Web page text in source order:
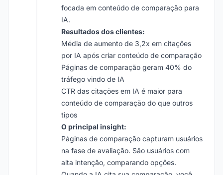
focada em conteúdo de comparação para
IA.
Resultados dos clientes:
Média de aumento de 3,2x em citações
por IA após criar conteúdo de comparação
Páginas de comparação geram 40% do
tráfego vindo de IA
CTR das citações em IA é maior para
conteúdo de comparação do que outros
tipos
O principal insight:
Páginas de comparação capturam usuários
na fase de avaliação. São usuários com
alta intenção, comparando opções.